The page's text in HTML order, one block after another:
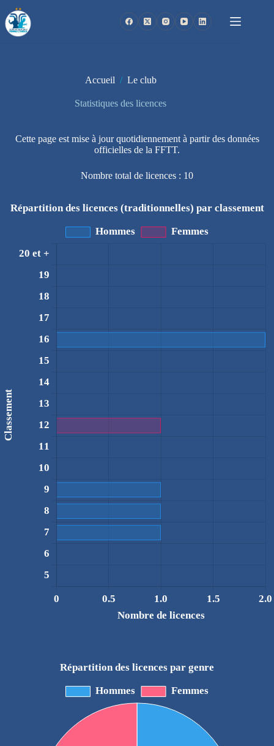
au
contenu
Accueil / Le club
Statistiques des licences
Cette page est mise à jour quotidiennement à partir des données
officielles de la FFTT.
Nombre total de licences : 10